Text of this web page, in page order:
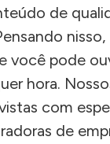
de
você pode
hora.
com
de